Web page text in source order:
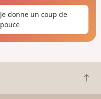
Je donne un coup de
pouce
R
e